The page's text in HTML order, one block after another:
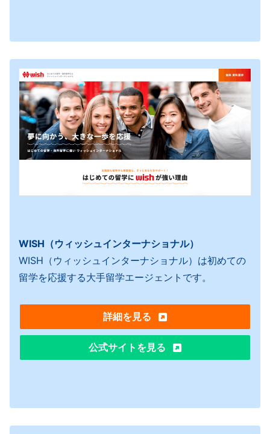
WISH（ウィッシュインターナショナル）
WISH（ウィッシュインターナショナル）は初めての
留学を応援する大手留学エージェントです。
詳細を見る
公式サイトを見る